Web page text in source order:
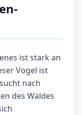
ist stark an
Vogel ist
nach
des Waldes